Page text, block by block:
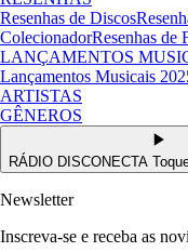
Resenhas de Discos
ColecionadorResenhas de
LANÇAMENTOS
Lançamentos Musicais
ARTISTAS
GÊNEROS
RÁDIO DISCONECTA
Newsletter
Inscreva-se e receba as